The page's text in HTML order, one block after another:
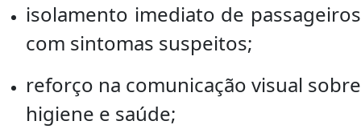
isolamento imediato de passageiros
com sintomas suspeitos;
reforço na comunicação visual sobre
higiene e saúde;